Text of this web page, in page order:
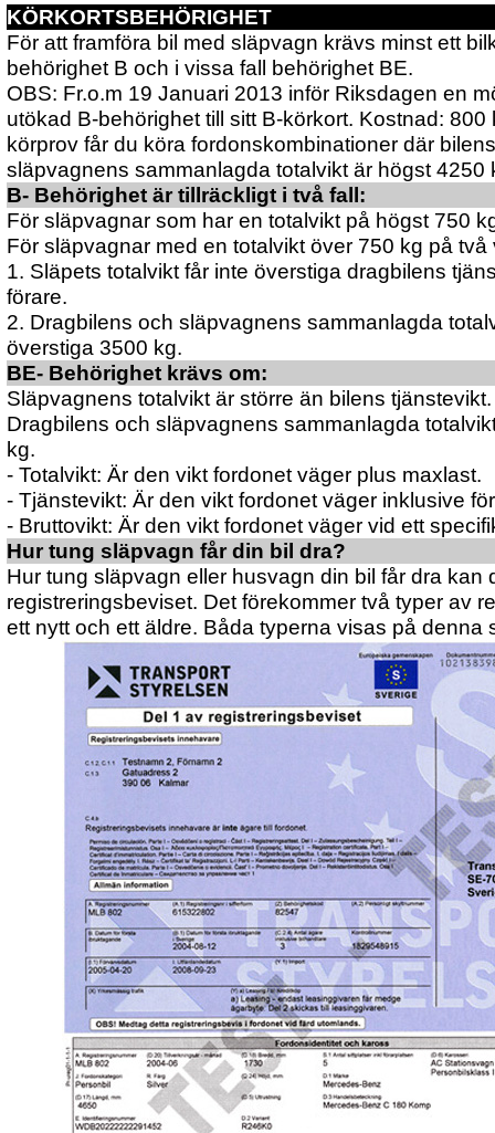
KÖRKORTSBEHÖRIGHET
För att framföra bil med släpvagn krävs minst ett
behörighet B och i vissa fall behörighet BE.
OBS: Fr.o.m 19 Januari 2013 inför Riksdagen en
utökad B-behörighet till sitt B-körkort. Kostnad: 800
körprov får du köra fordonskombinationer där
släpvagnens sammanlagda totalvikt är högst 4250
B- Behörighet är tillräckligt i två fall:
För släpvagnar som har en totalvikt på högst 750
För släpvagnar med en totalvikt över 750 kg på två
1. Släpets totalvikt får inte överstiga dragbilens
förare.
2. Dragbilens och släpvagnens sammanlagda
överstiga 3500 kg.
BE- Behörighet krävs om:
Släpvagnens totalvikt är större än bilens tjänstevikt.
Dragbilens och släpvagnens sammanlagda
kg.
- Totalvikt: Är den vikt fordonet väger plus maxlast.
- Tjänstevikt: Är den vikt fordonet väger inklusive
- Bruttovikt: Är den vikt fordonet väger vid ett
Hur tung släpvagn får din bil dra?
Hur tung släpvagn eller husvagn din bil får dra kan
registreringsbeviset. Det förekommer två typer av
ett nytt och ett äldre. Båda typerna visas på denna